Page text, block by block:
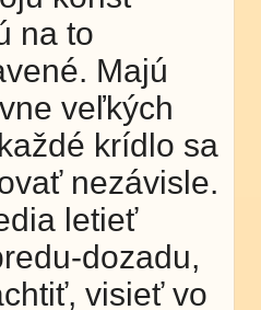
na to
Majú
veľkých
krídlo sa
nezávisle.
letieť
dozadu,
visieť vo